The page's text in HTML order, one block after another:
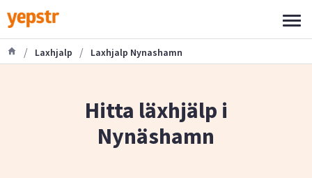
/ Laxhjalp / Laxhjalp Nynashamn
Hitta läxhjälp i
Nynäshamn